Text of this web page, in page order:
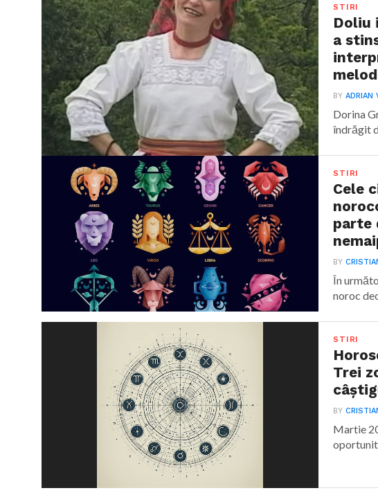
STIRI
Doliu
a
BYADRIAN
Dorina
îndrăgit
STIRI
Cele
parte
BY
În
noroc
STIRI
Trei
BY
Martie